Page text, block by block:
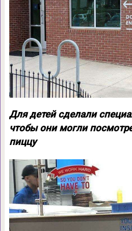
Для детей сделали
чтобы они могли
пиццу